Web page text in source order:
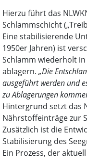
Hierzu führt das
Schlammschicht
Eine stabilisierende
1950er Jahren) ist
Schlamm wiederholt
ablagern. „Die
ausgeführt werden und
zu Ablagerungen
Hintergrund setzt das
Nährstoffeinträge zur
Zusätzlich ist die
Stabilisierung des
Ein Prozess, der